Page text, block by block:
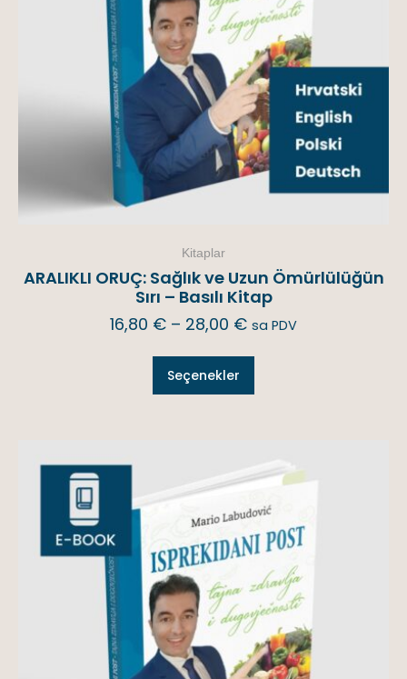
Kitaplar
ARALIKLI ORUÇ: Sağlık ve Uzun Ömürlülüğün
Sırı – Basılı Kitap
16,80 € – 28,00 € sa PDV
Seçenekler